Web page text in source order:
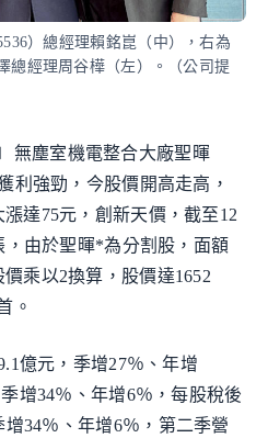
）總經理賴銘崑（中），右為
總經理周谷樺（左）。（公司提
無塵室機電整合大廠聖暉
利強勁，今股價開高走高，
達75元，創新天價，截至12
，由於聖暉*為分割股，面額
乘以2換算，股價達1652
。
億元，季增27％、年增
增34％、年增6％，每股稅後
34％、年增6％，第二季營